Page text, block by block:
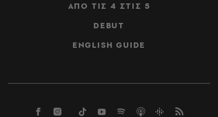
ΑΠΟ ΤΙΣ 4 ΣΤΙΣ 5
DEBUT
ENGLISH GUIDE